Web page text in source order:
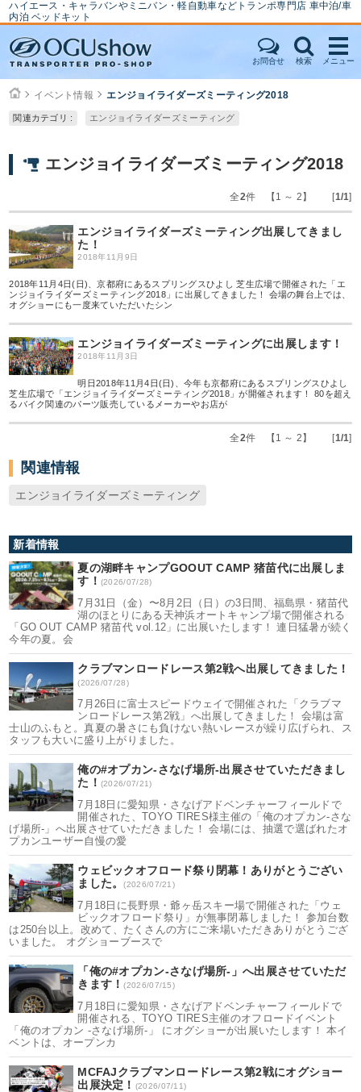
ハイエース・キャラバンやミニバン・軽自動車などトランポ専門店 車中泊/車
内泊 ベッドキット
お問合せ 検索 メニュー
イベント情報 エンジョイライダーズミーティング2018
関連カテゴリ : エンジョイライダーズミーティング
エンジョイライダーズミーティング2018
全2件 【1 ～ 2】 [1/1]
エンジョイライダーズミーティング出展してきまし
た！
2018年11月9日
2018年11月4日(日)、京都府にあるスプリングスひよし 芝生広場で開催された「エ
ンジョイライダーズミーティング2018」に出展してきました！ 会場の舞台上では、
オグショーにも一度来ていただいたシン
エンジョイライダーズミーティングに出展します！
2018年11月3日
明日2018年11月4日(日)、今年も京都府にあるスプリングスひよし
芝生広場で「エンジョイライダーズミーティング2018」が開催されます！ 80を超え
るバイク関連のパーツ販売しているメーカーやお店が
全2件 【1 ～ 2】 [1/1]
関連情報
エンジョイライダーズミーティング
新着情報
夏の湖畔キャンプGOOUT CAMP 猪苗代に出展しま
す！ (2026/07/28)
7月31日（金）〜8月2日（日）の3日間、福島県・猪苗代
湖のほとりにある天神浜オートキャンプ場で開催される
「GO OUT CAMP 猪苗代 vol.12」に出展いたします！ 連日猛暑が続く
今年の夏。会
クラブマンロードレース第2戦へ出展してきました！
(2026/07/28)
7月26日に富士スピードウェイで開催された「クラブマ
ンロードレース第2戦」へ出展してきました！ 会場は富
士山のふもと。真夏の暑さにも負けない熱いレースが繰り広げられ、ス
タッフも大いに盛り上がりました。
俺の#オプカン-さなげ場所-出展させていただきまし
た！ (2026/07/21)
7月18日に愛知県・さなげアドベンチャーフィールドで
開催された、TOYO TIRES様主催の「俺のオプカン-さな
げ場所-」へ出展させていただきました！ 会場には、抽選で選ばれたオ
プカンユーザー自慢の愛
ウェビックオフロード祭り閉幕！ありがとうござい
ました。(2026/07/21)
7月18日に長野県・爺ヶ岳スキー場で開催された「ウェ
ビックオフロード祭り」が無事閉幕しました！ 参加台数
は250台以上。改めて、たくさんの方にご来場いただきありがとうござ
いました。 オグショーブースで
「俺の#オプカン-さなげ場所-」へ出展させていただ
きます！(2026/07/15)
7月18日に愛知県・さなげアドベンチャーフィールドで
開催される、TOYO TIRES主催のオフロードイベント
「俺のオプカン -さなげ場所-」 にオグショーが出展いたします！ 本イ
ベントは、オープンカ
MCFAJクラブマンロードレース第2戦にオグショー
出展決定！ (2026/07/11)